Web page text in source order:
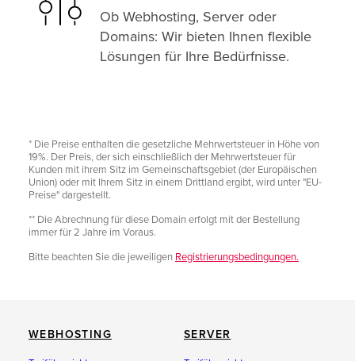
Ob Webhosting, Server oder
Domains: Wir bieten Ihnen flexible
Lösungen für Ihre Bedürfnisse.
* Die Preise enthalten die gesetzliche Mehrwertsteuer in Höhe von
19%. Der Preis, der sich einschließlich der Mehrwertsteuer für
Kunden mit ihrem Sitz im Gemeinschaftsgebiet (der Europäischen
Union) oder mit Ihrem Sitz in einem Drittland ergibt, wird unter "EU-
Preise" dargestellt.
** Die Abrechnung für diese Domain erfolgt mit der Bestellung
immer für 2 Jahre im Voraus.
Bitte beachten Sie die jeweiligen Registrierungsbedingungen.
WEBHOSTING SERVER